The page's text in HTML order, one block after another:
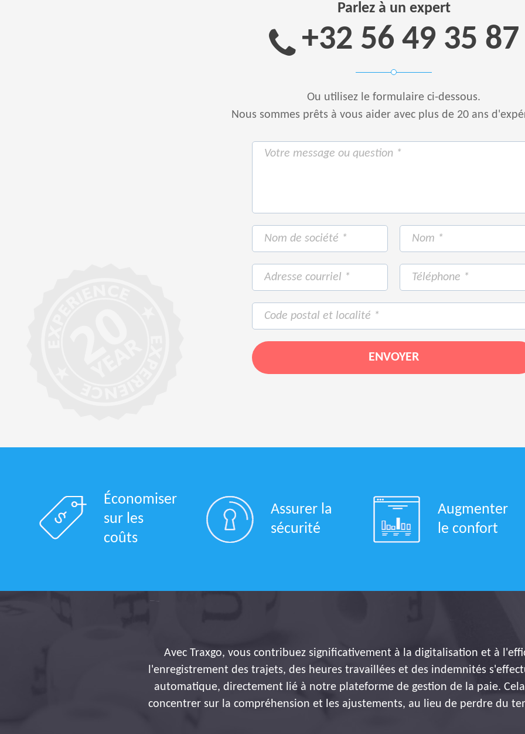
Parlez à un expert
+32 56 49 35 87
Ou utilisez le formulaire ci-dessous.
Nous sommes prêts à vous aider avec plus de 20 ans
Économiser
sur les
coûts
Assurer la
sécurité
Augmenter
le confort
Avec Traxgo, vous contribuez significativement à la digitalisation et à
l'enregistrement des trajets, des heures travaillées et des indemnités
automatique, directement lié à notre plateforme de gestion de la paie.
concentrer sur la compréhension et les ajustements, au lieu de perdre du